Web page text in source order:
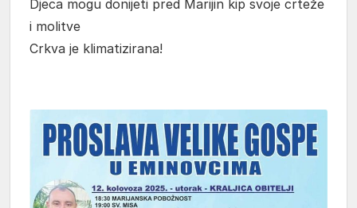
Djeca mogu donijeti pred Marijin kip svoje crteže
i molitve
Crkva je klimatizirana!